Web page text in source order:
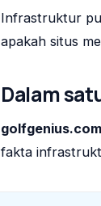
Infrastruktur
apakah situs
Dalam
golfgenius.com
fakta